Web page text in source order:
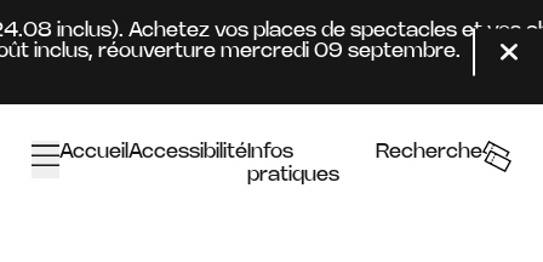
inclus). Achetez vos places de spectacles et vos
inclus, réouverture mercredi 09 septembre.
AccueilAccessibilitéInfos
pratiques
Recherche